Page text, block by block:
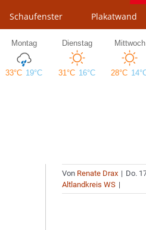
Schaufenster Plakatwand
Von Renate Drax | Do.
Altlandkreis WS |